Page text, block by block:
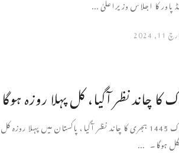
پاور کا اجلاس وزیراعلیٰ ...
2024
چاند نظر آگیا، کل پہلا روزہ ہوگا
ملک میں رمضان المبارک 1445 ہجری کا چاند نظر آگیا، پاکستان میں پہلا روزہ کل